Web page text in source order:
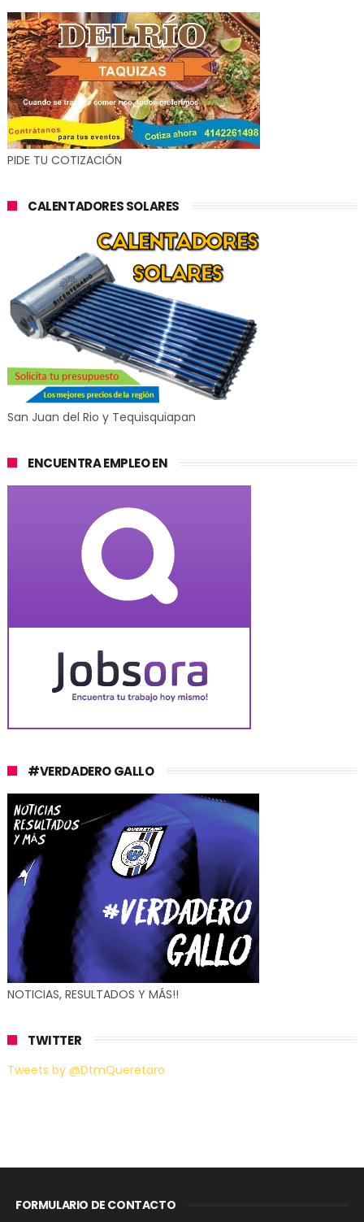
PIDE TU COTIZACIÓN
CALENTADORES SOLARES
San Juan del Rio y Tequisquiapan
ENCUENTRA EMPLEO EN
#VERDADERO GALLO
NOTICIAS, RESULTADOS Y MÁS!!
TWITTER
Tweets by @DtmQueretaro
FORMULARIO DE CONTACTO